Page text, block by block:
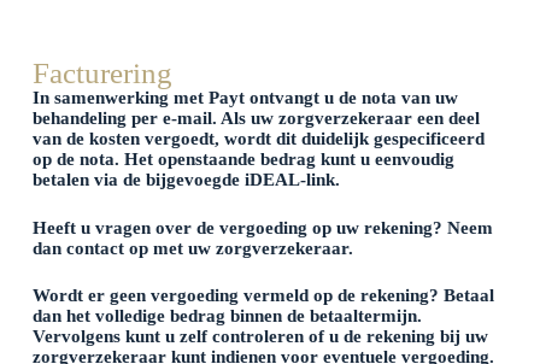
Facturering
In samenwerking met Payt ontvangt u de nota van uw
behandeling per e-mail. Als uw zorgverzekeraar een deel
van de kosten vergoedt, wordt dit duidelijk gespecificeerd
op de nota. Het openstaande bedrag kunt u eenvoudig
betalen via de bijgevoegde iDEAL-link.
Heeft u vragen over de vergoeding op uw rekening? Neem
dan contact op met uw zorgverzekeraar.
Wordt er geen vergoeding vermeld op de rekening? Betaal
dan het volledige bedrag binnen de betaaltermijn.
Vervolgens kunt u zelf controleren of u de rekening bij uw
zorgverzekeraar kunt indienen voor eventuele vergoeding.